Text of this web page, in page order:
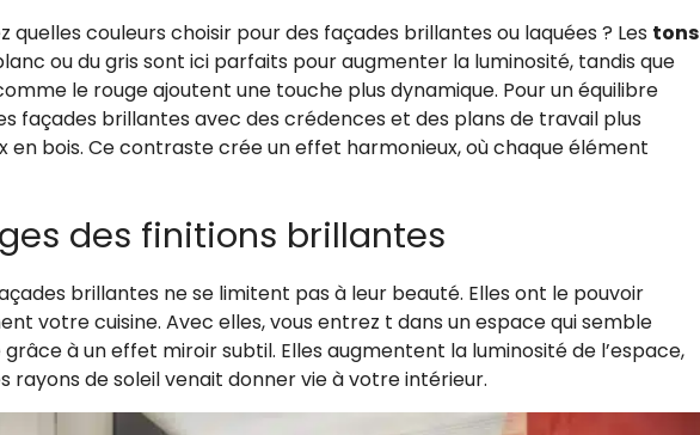
quelles couleurs choisir pour des façades brillantes ou laquées ? Les tons
ou du gris sont ici parfaits pour augmenter la luminosité, tandis que
le rouge ajoutent une touche plus dynamique. Pour un équilibre
façades brillantes avec des crédences et des plans de travail plus
en bois. Ce contraste crée un effet harmonieux, où chaque élément
des finitions brillantes
brillantes ne se limitent pas à leur beauté. Elles ont le pouvoir
votre cuisine. Avec elles, vous entrez t dans un espace qui semble
grâce à un effet miroir subtil. Elles augmentent la luminosité de l’espace,
rayons de soleil venait donner vie à votre intérieur.